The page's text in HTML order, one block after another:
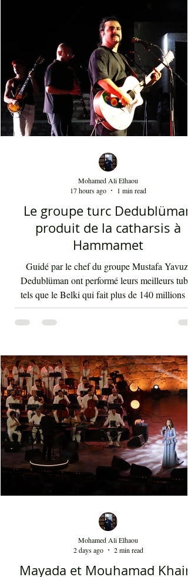
April 2018(3)3 posts
March 2018(2)2 posts
Le groupe turc Dedublüman
produit de la catharsis à
Hammamet
Guidé par le chef du groupe Mustafa Yavuz,
Dedublüman ont performé leurs meilleurs
font la gloire mondiale actuelle de cette bande.
musique de Dedublüman reflète bel et bien
l'identité turque, trouvant harmonieusement sa
place entre les civilisations orientale et
occidentale. Le son de la clarinette est à
d'un cri d'un loup sur les montagnes.
Dédublüm
Mohamed Ali Elhaou
17 hours ago
1 min read